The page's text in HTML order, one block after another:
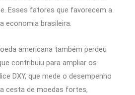
Esses fatores que favorecem a
economia brasileira.
americana também perdeu
contribuiu para ampliar os
DXY, que mede o desempenho
cesta de moedas fortes,